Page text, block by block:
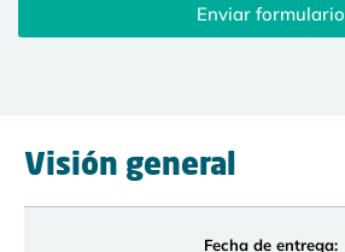
Visión general
Fecha de entrega:
Enviar formulario